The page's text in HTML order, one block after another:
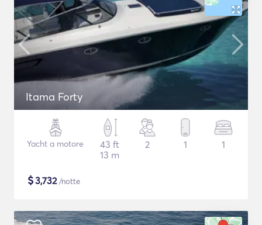
Itama Forty
Yacht a motore
43 ft
13 m
2 1 1
$3,732/notte